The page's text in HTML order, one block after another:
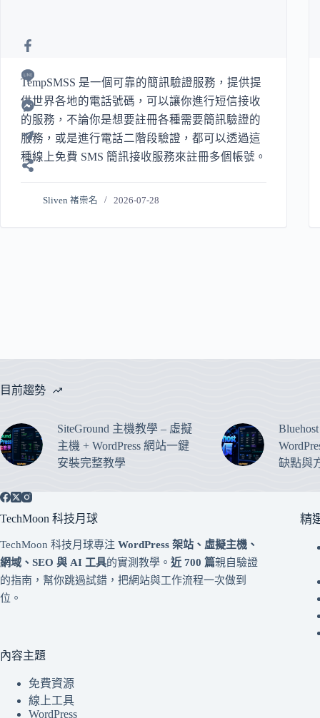
TempSMSS 是一個可靠的簡訊驗證服務，提供提
供世界各地的電話號碼，可以讓你進行短信接收
的服務，不論你是想要註冊各種需要簡訊驗證的
服務，或是進行電話二階段驗證，都可以透過這
種線上免費 SMS 簡訊接收服務來註冊多個帳號。
Sliven 褚崇名 2026-07-28
目前趨勢
SiteGround 主機教學 – 虛擬
主機 + WordPress 網站一鍵
安裝完整教學
缺點與
TechMoon 科技月球
TechMoon 科技月球專注 WordPress 架站、虛擬主機、
網域、SEO 與 AI 工具的實測教學。 近 700 篇親自驗證
的指南，幫你跳過試錯，把網站與工作流程一次做到
位。
內容主題
免費資源
線上工具
WordPress
精